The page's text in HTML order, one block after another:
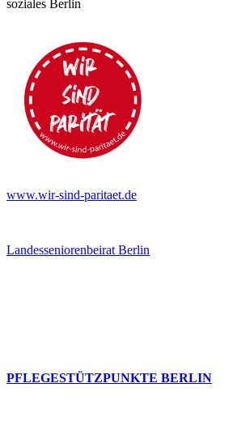
soziales Berlin
www.wir-sind-paritaet.de
Landesseniorenbeirat Berlin
PFLEGESTÜTZPUNKTE BERLIN